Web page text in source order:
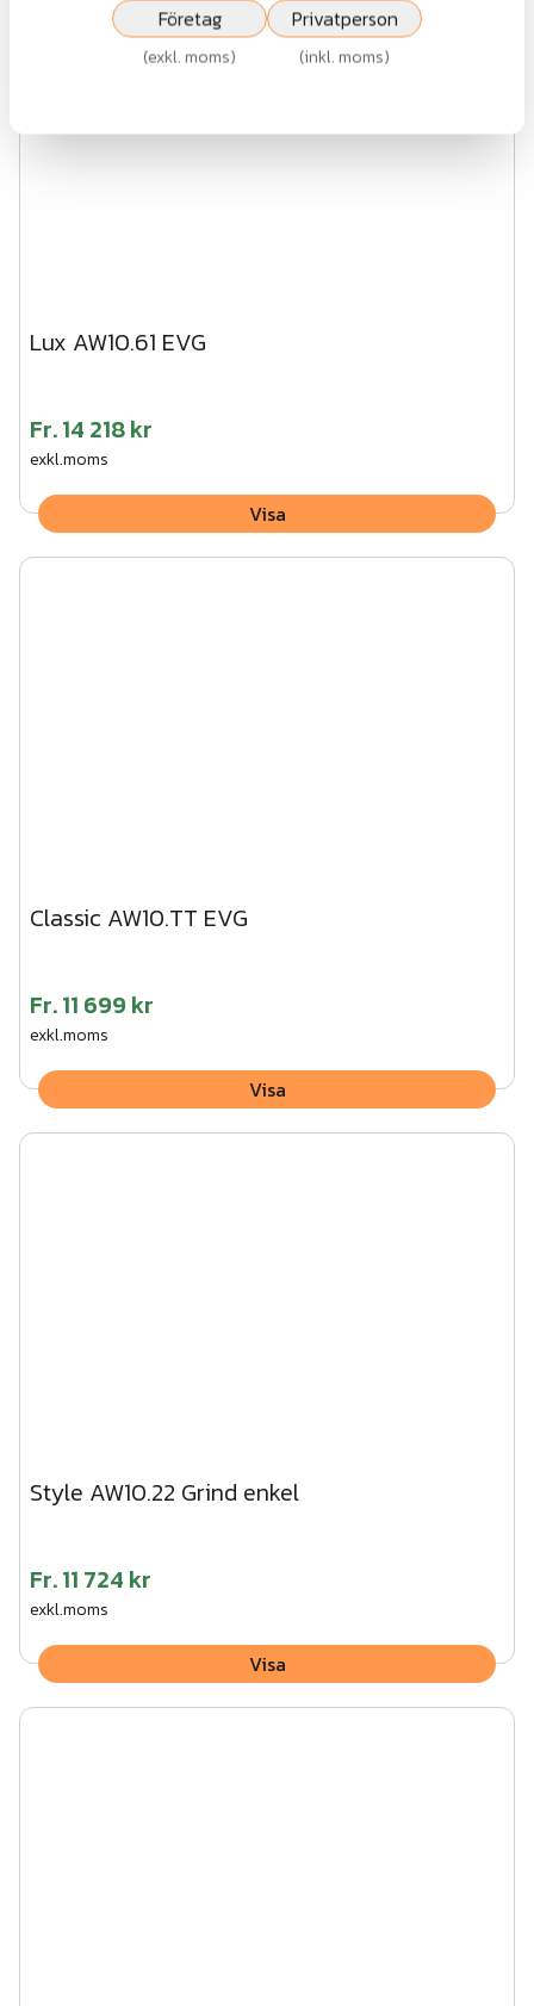
Lux AW10.61 EVG
Fr.14 218 kr
exkl.moms
Visa
Classic AW10.TT EVG
Fr.11 699 kr
exkl.moms
Visa
Style AW10.22 Grind enkel
Fr.11 724 kr
exkl.moms
Visa
Företag
(exkl. moms)
Privatperson
(inkl. moms)